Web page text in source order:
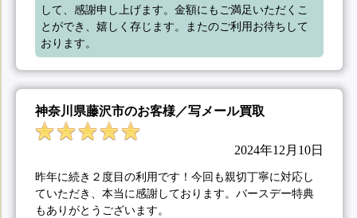
して、感謝申し上げます。金額にもご満足いただくこ
とができ、嬉しく存じます。またのご利用お待ちして
おります。
神奈川県藤沢市のお客様／写メール買取
2024年12月10日
昨年に続き２度目の利用です！今回も親切丁寧に対応し
ていただき、本当に感謝しております。バースデー特典
もありがとうございます。